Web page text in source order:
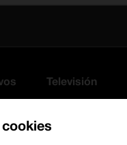
Televisión